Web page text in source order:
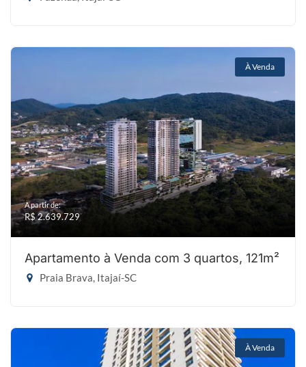
À Venda
A partir de:
R$ 2.639.729
Apartamento à Venda com 3 quartos, 121m²
Praia Brava, Itajaí-SC
À Venda